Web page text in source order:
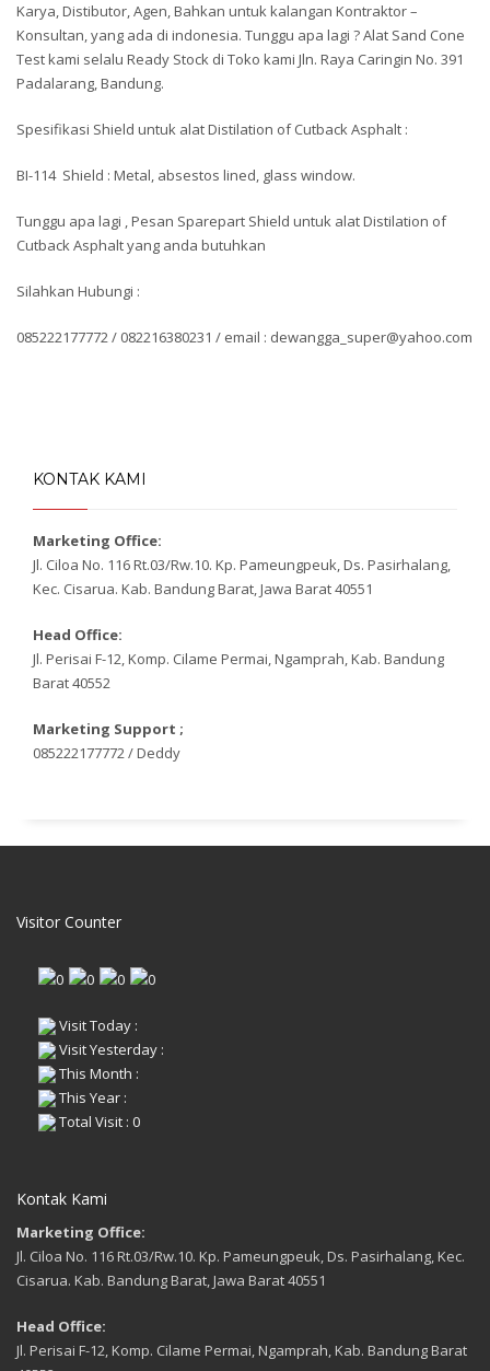
Karya, Distibutor, Agen, Bahkan untuk kalangan Kontraktor –
Konsultan, yang ada di indonesia. Tunggu apa lagi ? Alat Sand Cone
Test kami selalu Ready Stock di Toko kami Jln. Raya Caringin No. 391
Padalarang, Bandung.
Spesifikasi Shield untuk alat Distilation of Cutback Asphalt :
BI-114 Shield : Metal, absestos lined, glass window.
Tunggu apa lagi , Pesan Sparepart Shield untuk alat Distilation of
Cutback Asphalt yang anda butuhkan
Silahkan Hubungi :
085222177772 / 082216380231 / email : dewangga_super@yahoo.com
KONTAK KAMI
Marketing Office:
Jl. Ciloa No. 116 Rt.03/Rw.10. Kp. Pameungpeuk, Ds. Pasirhalang,
Kec. Cisarua. Kab. Bandung Barat, Jawa Barat 40551
Head Office:
Jl. Perisai F-12, Komp. Cilame Permai, Ngamprah, Kab. Bandung
Barat 40552
Marketing Support ;
085222177772 / Deddy
Visitor Counter
Visit Today :
Visit Yesterday :
This Month :
This Year :
Total Visit : 0
Kontak Kami
Marketing Office:
Jl. Ciloa No. 116 Rt.03/Rw.10. Kp. Pameungpeuk, Ds. Pasirhalang, Kec.
Cisarua. Kab. Bandung Barat, Jawa Barat 40551
Head Office:
Jl. Perisai F-12, Komp. Cilame Permai, Ngamprah, Kab. Bandung Barat